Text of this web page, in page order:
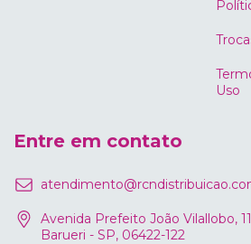
Uso
Entre em contato
Avenida Prefeito João Vilallobo,
Barueri - SP, 06422-122